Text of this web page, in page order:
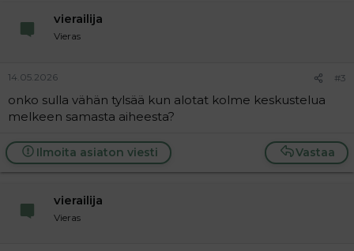
vierailija
Vieras
14.05.2026 #3
onko sulla vähän tylsää kun alotat kolme keskustelua
melkeen samasta aiheesta?
Vastaa
Ilmoita asiaton viesti
vierailija
Vieras